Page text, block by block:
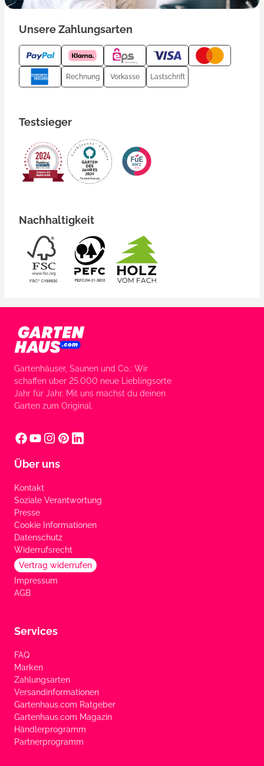
Unsere Zahlungsarten
Rechnung Vorkasse Lastschrift
Testsieger
Nachhaltigkeit
Gartenhäuser, Saunen und Co.: Wir
schaffen über 25.000 neue Lieblingsorte
Jahr für Jahr. Mit uns machst du deinen
Garten zum Original.
Über uns
Kontakt
Soziale Verantwortung
Presse
Cookie Informationen
Datenschutz
Widerrufsrecht
Vertrag widerrufen
Impressum
AGB
Services
FAQ
Marken
Zahlungsarten
Versandinformationen
Gartenhaus.com Ratgeber
Gartenhaus.com Magazin
Händlerprogramm
Partnerprogramm